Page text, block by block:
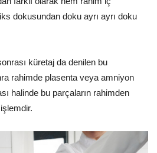
dokusundan doku ayrı ayrı doku
küretaj da denilen bu
rahimde plasenta veya amniyon
halinde bu parçaların rahimden